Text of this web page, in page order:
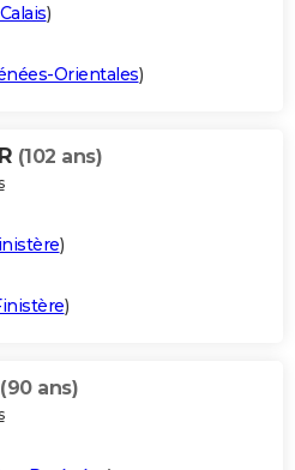
)
Orientales)
(102 ans)
)
)
(90 ans)